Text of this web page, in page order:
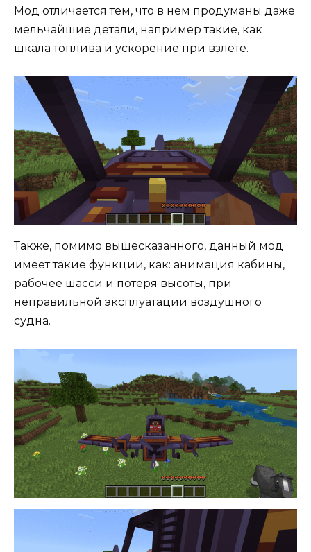
Мод отличается тем, что в нем продуманы даже
мельчайшие детали, например такие, как
шкала топлива и ускорение при взлете.
Также, помимо вышесказанного, данный мод
имеет такие функции, как: анимация кабины,
рабочее шасси и потеря высоты, при
неправильной эксплуатации воздушного
судна.